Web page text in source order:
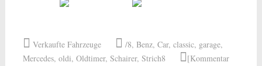
Verkaufte Fahrzeuge /8, Benz, Car, classic, garage,
Mercedes, oldi, Oldtimer, Schairer, Strich8
[Kommentar